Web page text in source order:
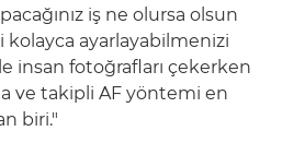
iş ne olursa olsun
ayarlayabilmenizi
insan fotoğrafları çekerken
ve takipli AF yöntemi en
biri."